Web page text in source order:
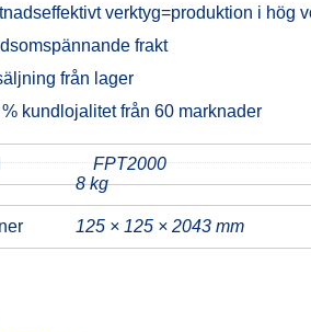
verktyg=produktion i hög
frakt
från lager
kundlojalitet från 60 marknader
FPT2000
8 kg
125 × 125 × 2043 mm